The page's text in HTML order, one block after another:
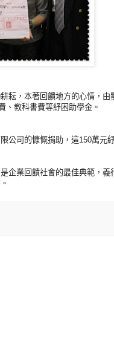
耘，本著回饋地方的心情，由
、教科書費等紓困助學金。
公司的慷慨捐助，這150萬元
企業回饋社會的最佳典範，義